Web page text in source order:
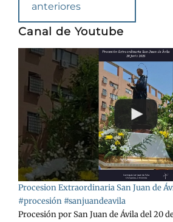
las
anteriores
Canal de Youtube
Procesion Extraordinaria San Juan de
#procesión #sanjuandeavila
Procesión por San Juan de Ávila del 20